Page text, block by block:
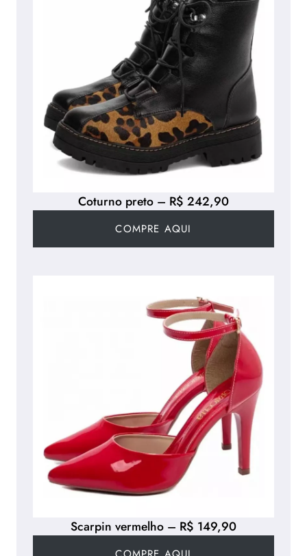
Coturno preto – R$ 242,90
COMPRE AQUI
Scarpin vermelho – R$ 149,90